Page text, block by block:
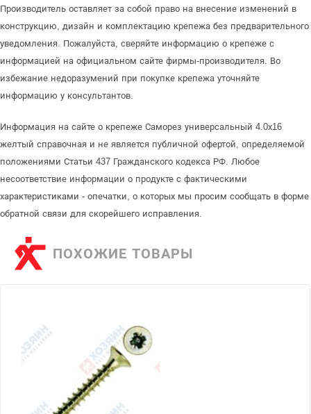
Производитель оставляет за собой право на внесение изменений в
конструкцию, дизайн и комплектацию крепежа без предварительного
уведомления. Пожалуйста, сверяйте информацию о крепеже с
информацией на официальном сайте фирмы-производителя. Во
избежание недоразумений при покупке крепежа уточняйте
информацию у консультантов.
Информация на сайте о крепеже Саморез универсальный 4.0х16
желтый справочная и не является публичной офертой, определяемой
положениями Статьи 437 Гражданского кодекса РФ. Любое
несоответствие информации о продукте с фактическими
характеристиками - опечатки, о которых мы просим сообщать в форме
обратной связи для скорейшего исправления.
ПОХОЖИЕ ТОВАРЫ